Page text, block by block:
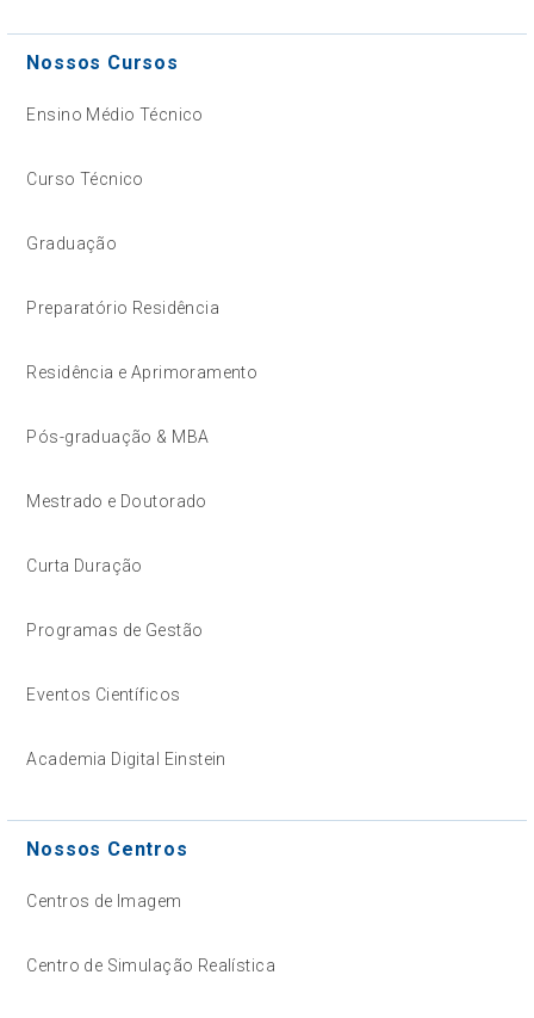
Nossos Cursos
Ensino Médio Técnico
Curso Técnico
Graduação
Preparatório Residência
Residência e Aprimoramento
Pós-graduação & MBA
Mestrado e Doutorado
Curta Duração
Programas de Gestão
Eventos Científicos
Academia Digital Einstein
Nossos Centros
Centros de Imagem
Centro de Simulação Realística